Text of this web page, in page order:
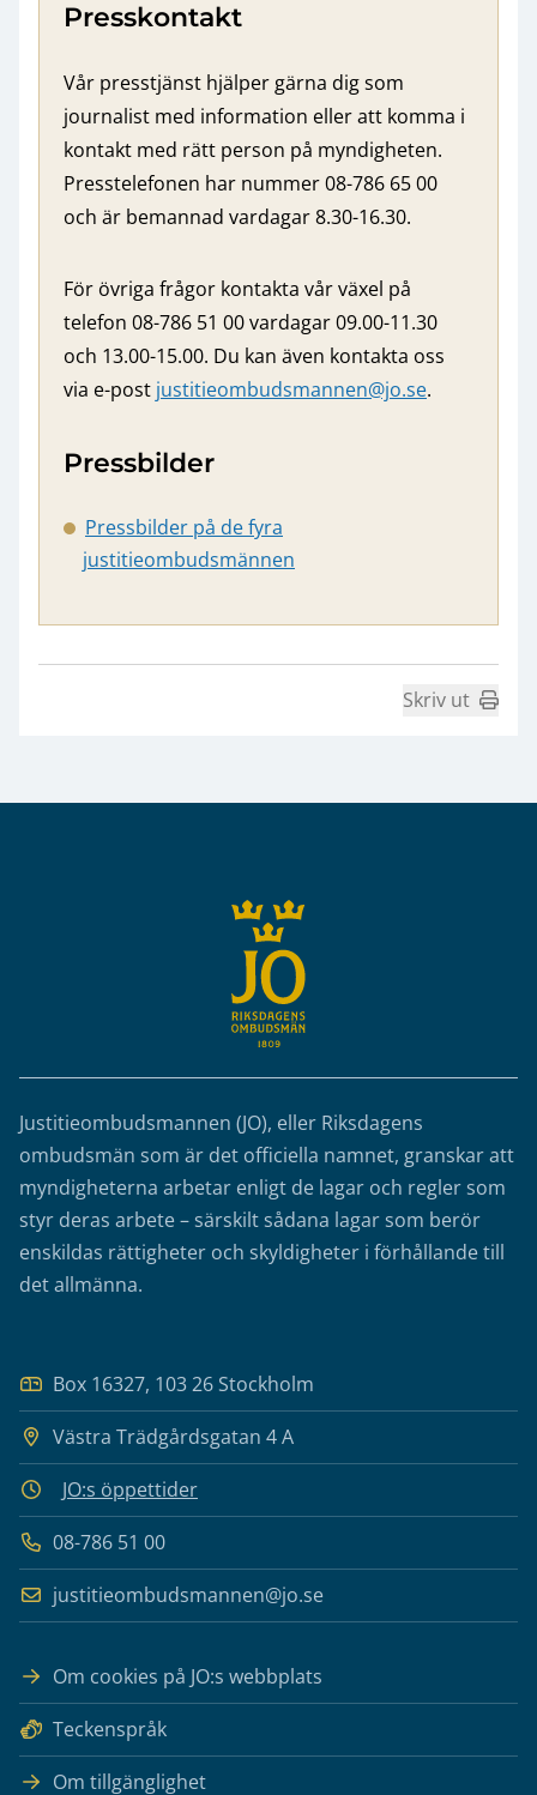
Presskontakt
Vår presstjänst hjälper gärna dig som
journalist med information eller att komma i
kontakt med rätt person på myndigheten.
Presstelefonen har nummer 08-786 65 00
och är bemannad vardagar 8.30-16.30.
För övriga frågor kontakta vår växel på
telefon 08-786 51 00 vardagar 09.00-11.30
och 13.00-15.00. Du kan även kontakta oss
via e-post justitieombudsmannen@jo.se.
Pressbilder
Pressbilder på de fyra
justitieombudsmännen
Skriv ut
Justitieombudsmannen (JO), eller Riksdagens
ombudsmän som är det officiella namnet, granskar att
myndigheterna arbetar enligt de lagar och regler som
styr deras arbete – särskilt sådana lagar som berör
enskildas rättigheter och skyldigheter i förhållande till
det allmänna.
Box 16327, 103 26 Stockholm
Västra Trädgårdsgatan 4 A
JO:s öppettider
08-786 51 00
justitieombudsmannen@jo.se
Om cookies på JO:s webbplats
Teckenspråk
Om tillgänglighet